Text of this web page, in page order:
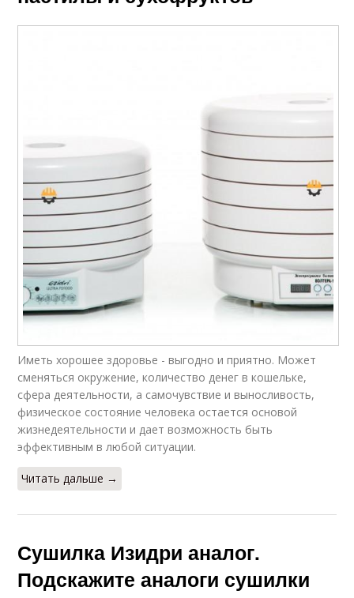
Иметь хорошее здоровье - выгодно и приятно. Может
сменяться окружение, количество денег в кошельке,
сфера деятельности, а самочувствие и выносливость,
физическое состояние человека остается основой
жизнедеятельности и дает возможность быть
эффективным в любой ситуации.
Читать дальше →
Сушилка Изидри аналог.
Подскажите аналоги сушилки